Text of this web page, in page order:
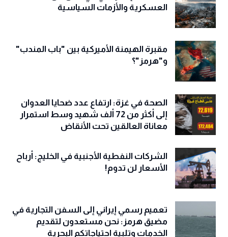
العسكرية والأزمات السياسية
مقبرة الهيمنة الأميركية بين "باب المندب"
و"هرمز"؟
الصحة في غزة: ارتفاع عدد ضحايا العدوان
إلى أكثر من 72 ألف شهيد وسط استمرار
معاناة العالقين تحت الأنقاض
الشركات النفطية الأجنبية في الخليج: أرباح
الأسعار لن تدوم!
تعميم رسمي إيراني إلى السفن التجارية في
مضيق هرمز: نحن مستعدون لتقديم
الخدمات وتلبية احتياجاتكم البحرية